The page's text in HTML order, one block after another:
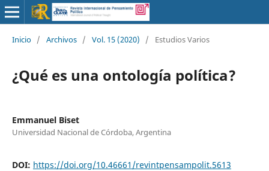
Inicio / Archivos / Vol. 15 (2020) / Estudios Varios
¿Qué es una ontología política?
Emmanuel Biset
Universidad Nacional de Córdoba, Argentina
DOI: https://doi.org/10.46661/revintpensampolit.5613